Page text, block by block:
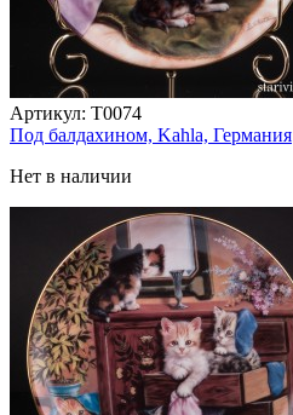
Артикул: T0074
Под балдахином, Kahla, Германия
Нет в наличии